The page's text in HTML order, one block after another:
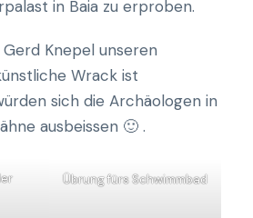
in Baia zu erproben.
Knepel unseren
Wrack ist
sich die Archäologen in
ausbeissen 🙂 .
Übrung fürs Schwimmbad